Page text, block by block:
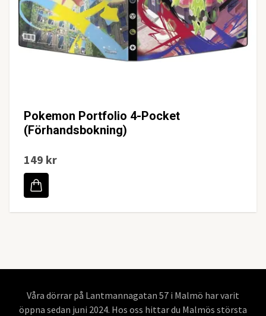
Pokemon Portfolio 4-Pocket
(Förhandsbokning)
149 kr
Våra dörrar på Lantmannagatan 57 i Malmö har varit
öppna sedan juni 2024. Hos oss hittar du Malmös största